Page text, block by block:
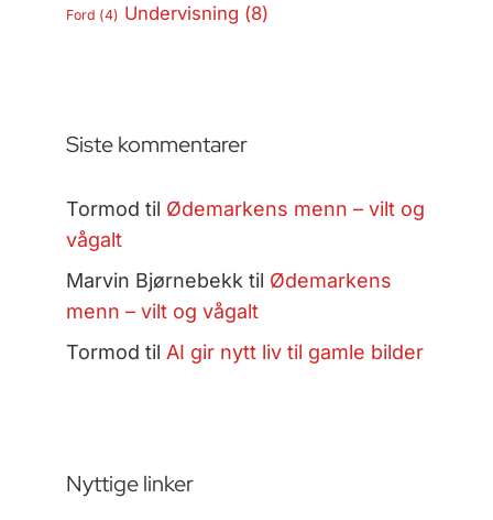
Ford (4) Undervisning (8)
Siste kommentarer
Tormod til Ødemarkens menn – vilt og
vågalt
Marvin Bjørnebekk til Ødemarkens
menn – vilt og vågalt
Tormod til AI gir nytt liv til gamle bilder
Nyttige linker